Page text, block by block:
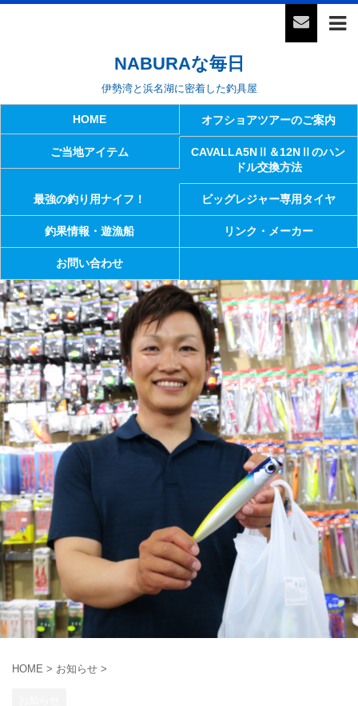
NABURAな毎日
伊勢湾と浜名湖に密着した釣具屋
HOME オフショアツアーのご案内
ご当地アイテム
CAVALLA5NⅡ＆12NⅡのハン
ドル交換方法
最強の釣り用ナイフ！ ビッグレジャー専用タイヤ
釣果情報・遊漁船 リンク・メーカー
お問い合わせ
HOME > お知らせ >